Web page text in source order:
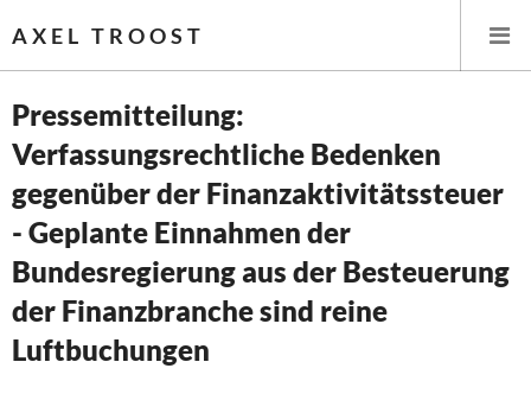
AXEL TROOST
Startseite
Themen
Leitlinien linker Wirtschafts- und Finanzpolitik
Wirtschaftspolitik
Pressemitteilung:
Verfassungsrechtliche Bedenken
gegenüber der Finanzaktivitätssteuer
- Geplante Einnahmen der
Bundesregierung aus der Besteuerung
der Finanzbranche sind reine
Luftbuchungen